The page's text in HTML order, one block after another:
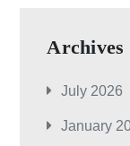
Archives
July 2026
January